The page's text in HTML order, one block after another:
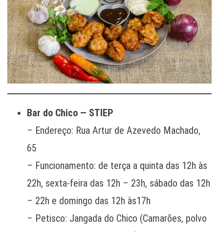
Bar do Chico — STIEP
– Endereço: Rua Artur de Azevedo Machado,
65
– Funcionamento: de terça a quinta das 12h às
22h, sexta-feira das 12h – 23h, sábado das 12h
– 22h e domingo das 12h às17h
– Petisco: Jangada do Chico (Camarões, polvo